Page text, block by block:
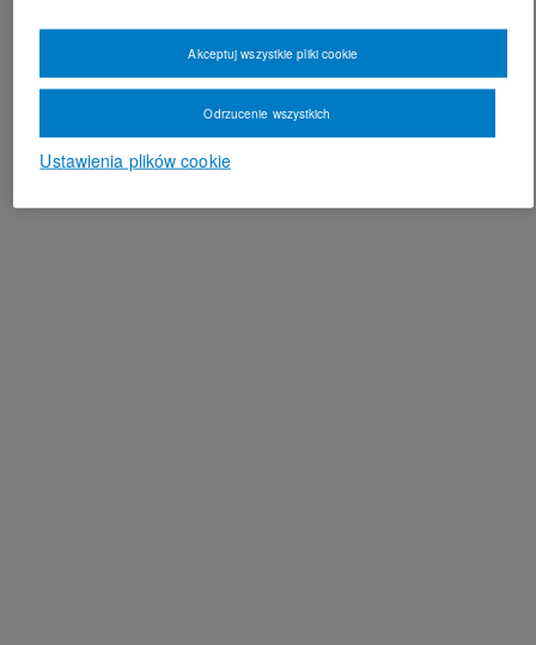
Ustawienia plików cookie
Odrzucenie wszystkich
Akceptuj wszystkie pliki cookie